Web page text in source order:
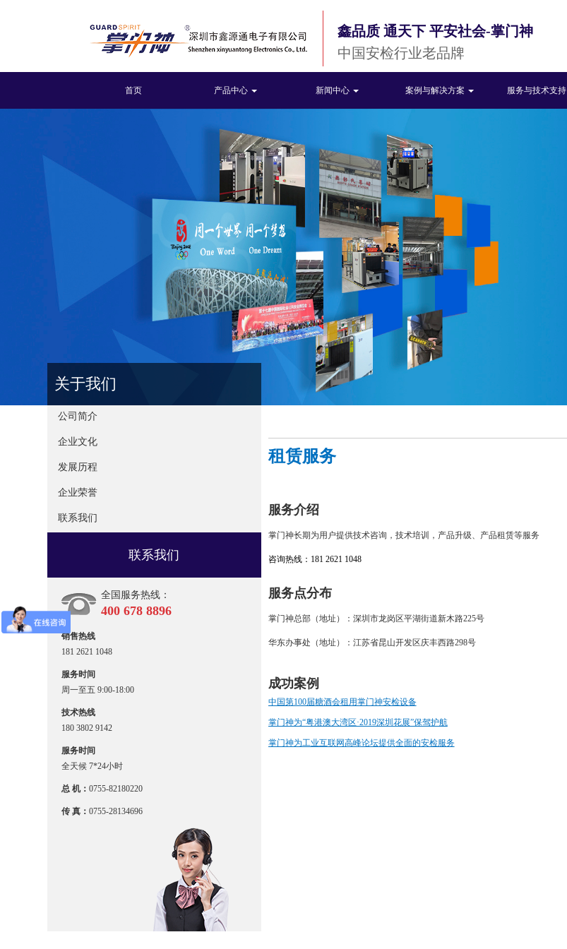
鑫品质 通天下 平安社会-掌门神
中国安检行业老品牌
首页 产品中心 新闻中心 案例与解决方案 服务与技术支持
关于我们
公司简介
企业文化
发展历程
企业荣誉
联系我们
联系我们
全国服务热线：
400 678 8896
销售热线
181 2621 1048
服务时间
周一至五 9:00-18:00
技术热线
180 3802 9142
服务时间
全天候 7*24小时
总 机：0755-82180220
传 真：0755-28134696
租赁服务
服务介绍
掌门神长期为用户提供技术咨询，技术培训，产品升级、产品租赁等服务
咨询热线：181 2621 1048
服务点分布
掌门神总部（地址）：深圳市龙岗区平湖街道新木路225号
华东办事处（地址）：江苏省昆山开发区庆丰西路298号
成功案例
中国第100届糖酒会租用掌门神安检设备
掌门神为“粤港澳大湾区·2019深圳花展”保驾护航
掌门神为工业互联网高峰论坛提供全面的安检服务